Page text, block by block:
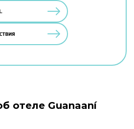
отеле Guanaaní